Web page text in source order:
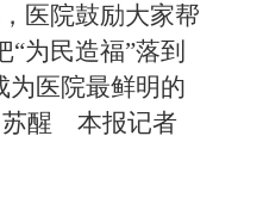
医院鼓励大家帮
为民造福”落到
为医院最鲜明的
苏醒 本报记者